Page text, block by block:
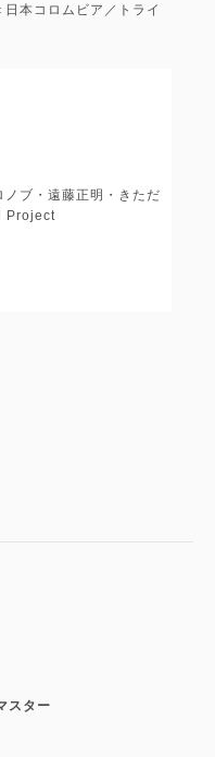
本コロムビア／トライ
ブ・遠藤正明・きただ
Project
スター